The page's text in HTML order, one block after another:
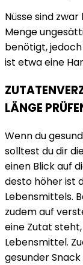
Nüsse sind
Menge
benötigt,
ist etwa eine
LÄNGE
Wenn du
solltest du dir
einen Blick auf
desto höher ist
Lebensmittels.
zudem auf
eine Zutat
Lebensmittel.
gesunder